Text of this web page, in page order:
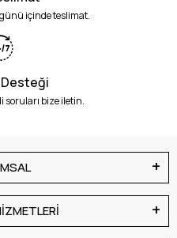
içinde teslimat.
soruları bize iletin.